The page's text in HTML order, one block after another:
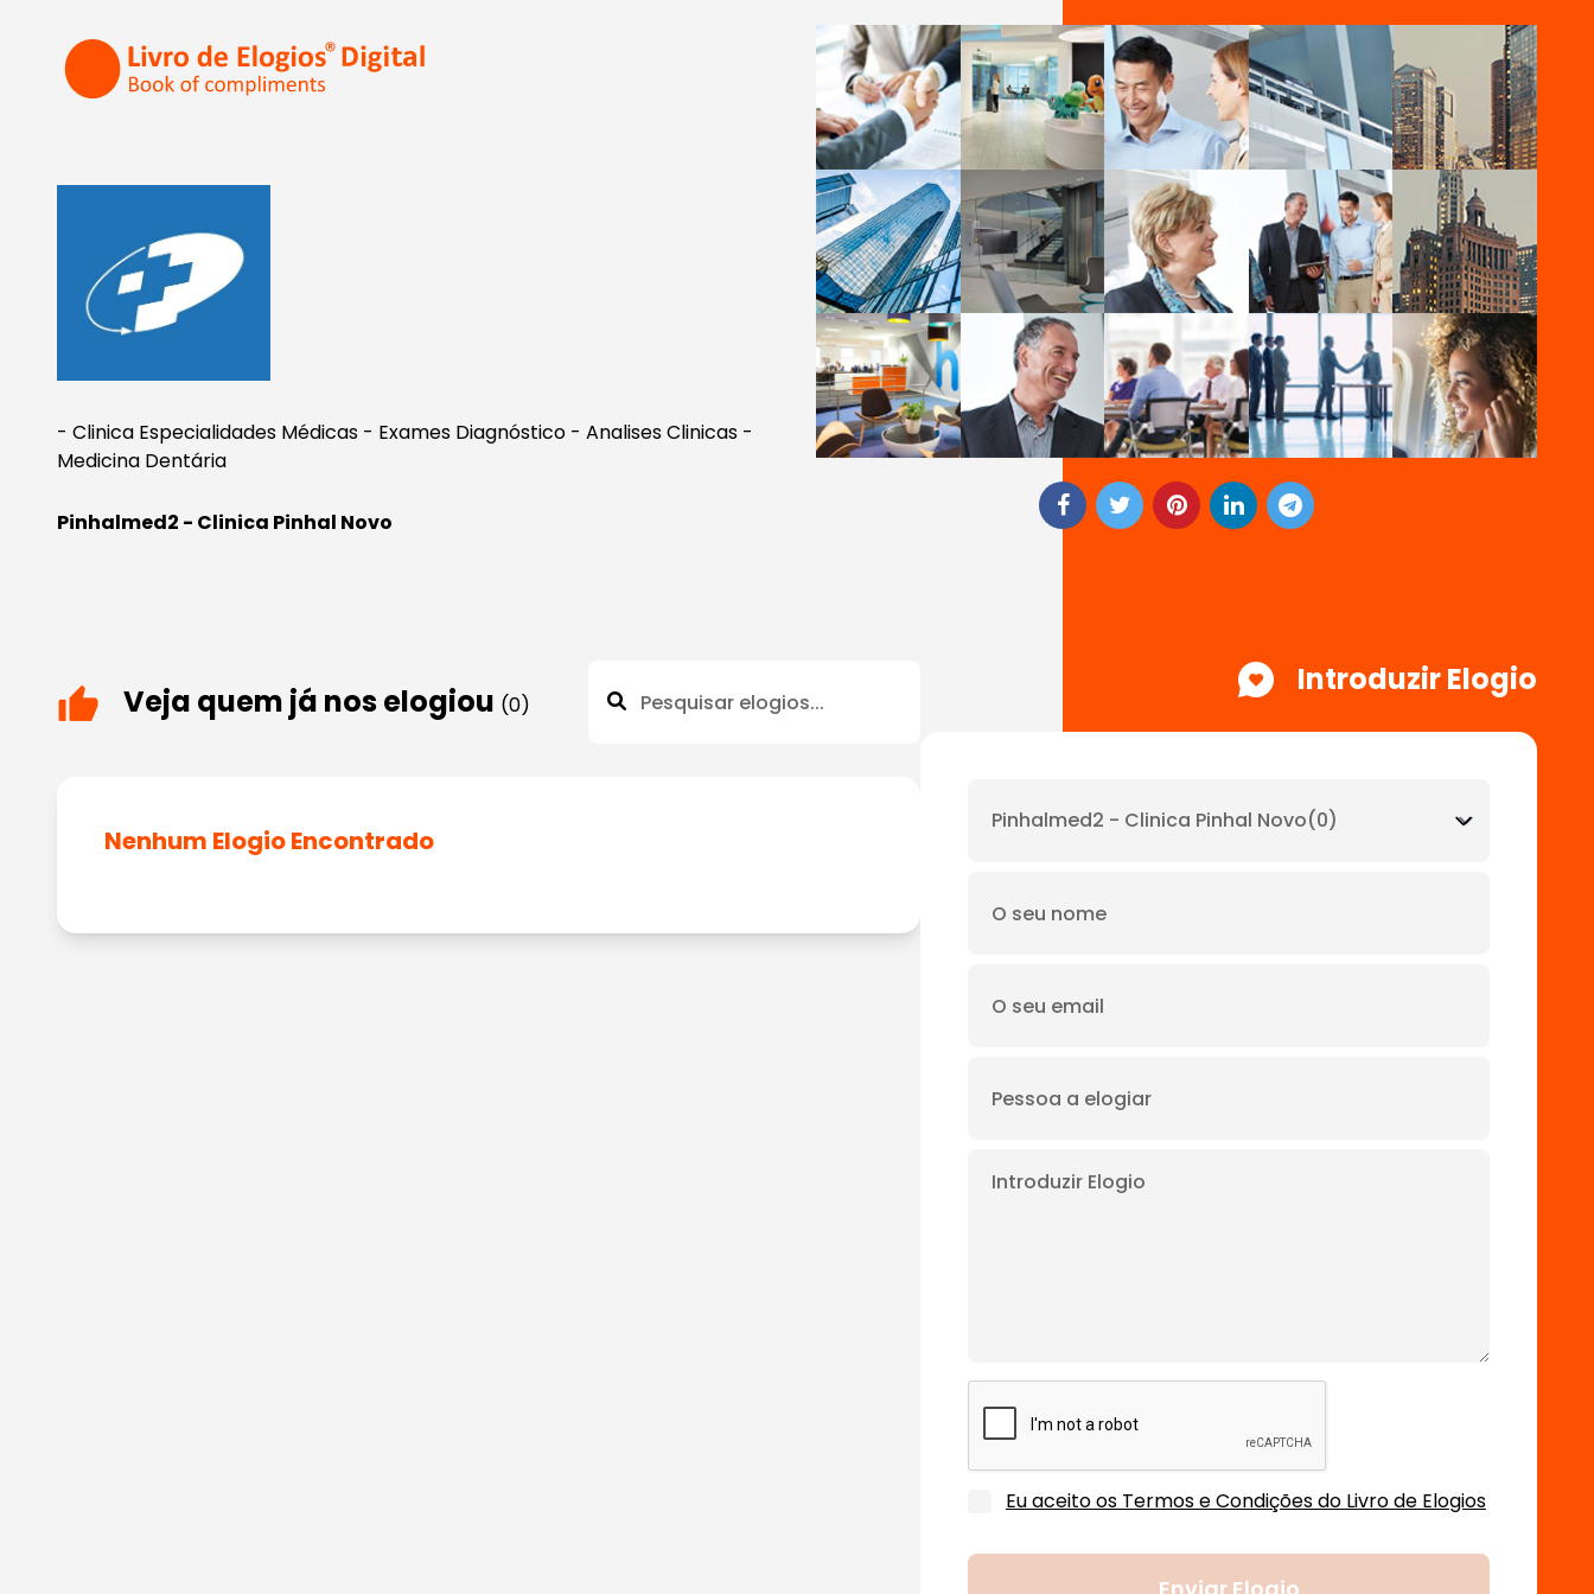
- Clinica Especialidades Médicas - Exames Diagnóstico - Analises Clinicas -
Medicina Dentária
Pinhalmed2 - Clinica Pinhal Novo
Veja quem já nos elogiou (0)
Nenhum Elogio Encontrado
Introduzir Elogio
Eu aceito os Termos e Condições do Livro de Elogios